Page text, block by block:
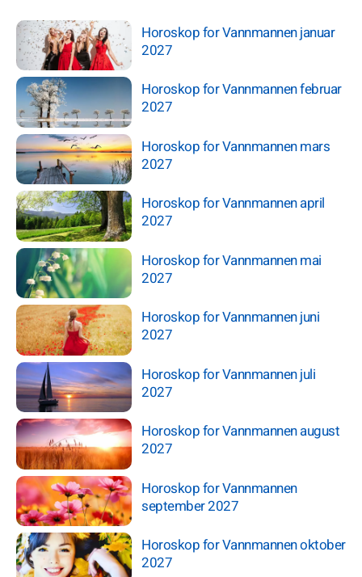
Horoskop for Vannmannen januar
2027
Horoskop for Vannmannen februar
2027
Horoskop for Vannmannen mars
2027
Horoskop for Vannmannen april
2027
Horoskop for Vannmannen mai
2027
Horoskop for Vannmannen juni
2027
Horoskop for Vannmannen juli
2027
Horoskop for Vannmannen august
2027
Horoskop for Vannmannen
september 2027
Horoskop for Vannmannen oktober
2027